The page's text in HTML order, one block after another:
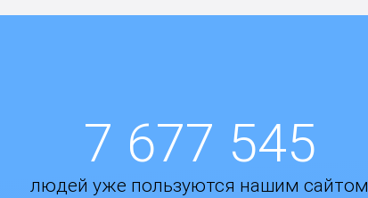
7 677 545
людей уже пользуются нашим сайтом